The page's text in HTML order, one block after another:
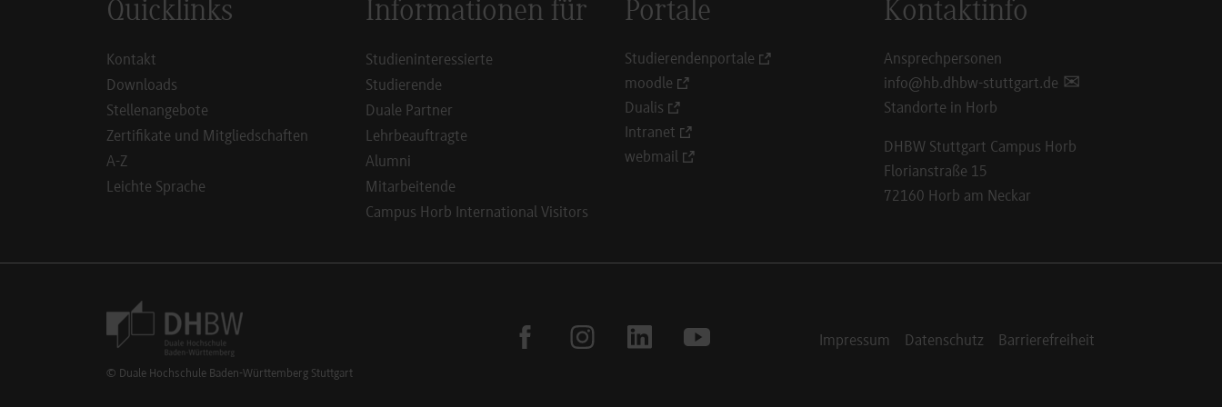
Quicklinks
Kontakt
Downloads
Stellenangebote
Zertifikate und Mitgliedschaften
A-Z
Leichte Sprache
Informationen für
Studieninteressierte
Studierende
Duale Partner
Lehrbeauftragte
Alumni
Mitarbeitende
Campus Horb International Visitors
Portale
Studierendenportale
moodle
Dualis
Intranet
webmail
Kontaktinfo
Ansprechpersonen
info@hb.dhbw-stuttgart.de
Standorte in Horb
DHBW Stuttgart Campus Horb
Florianstraße 15
72160 Horb am Neckar
Footer Meta Navigation
facebook instagramlinkedin youtube Impressum Datenschutz Barrierefreiheit
© Duale Hochschule Baden-Württemberg Stuttgart